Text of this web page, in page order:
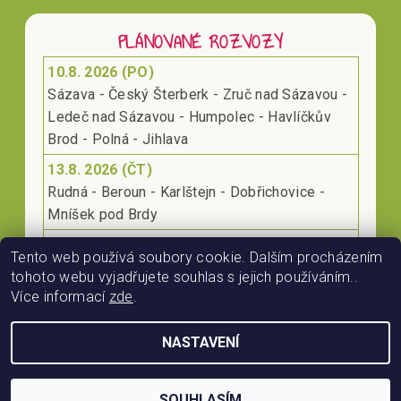
PLÁNOVANÉ ROZVOZY
10.8. 2026 (PO)
Sázava - Český Šterberk - Zruč nad Sázavou -
Ledeč nad Sázavou - Humpolec - Havlíčkův
Brod - Polná - Jihlava
13.8. 2026 (ČT)
Rudná - Beroun - Karlštejn - Dobřichovice -
Mníšek pod Brdy
Klecany - Kralupy nad Vltavou - Roudnice nad
Labem - Lovosice
2026 © RájProKoně.cz, všechna práva vyhrazena
Vytvořil Shoptet
Tento web používá soubory cookie. Dalším procházením
tohoto webu vyjadřujete souhlas s jejich používáním..
Více informací zde.
NASTAVENÍ